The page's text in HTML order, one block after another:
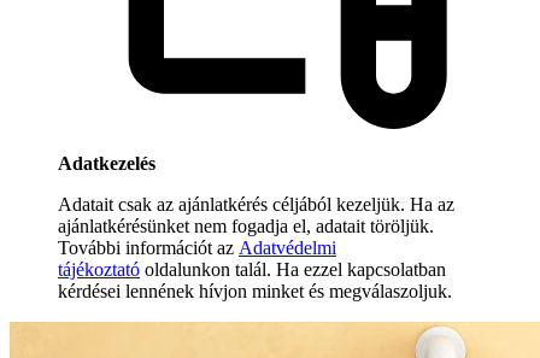
Adatkezelés
Adatait csak az ajánlatkérés céljából kezeljük. Ha az
ajánlatkérésünket nem fogadja el, adatait töröljük.
További információt az Adatvédelmi
tájékoztató oldalunkon talál. Ha ezzel kapcsolatban
kérdései lennének hívjon minket és megválaszoljuk.